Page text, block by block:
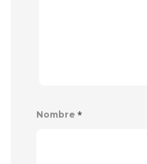
Nombre *